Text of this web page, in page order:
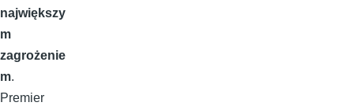
największy
m
zagrożenie
m.
Premier